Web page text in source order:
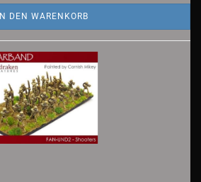
IN DEN WARENKORB